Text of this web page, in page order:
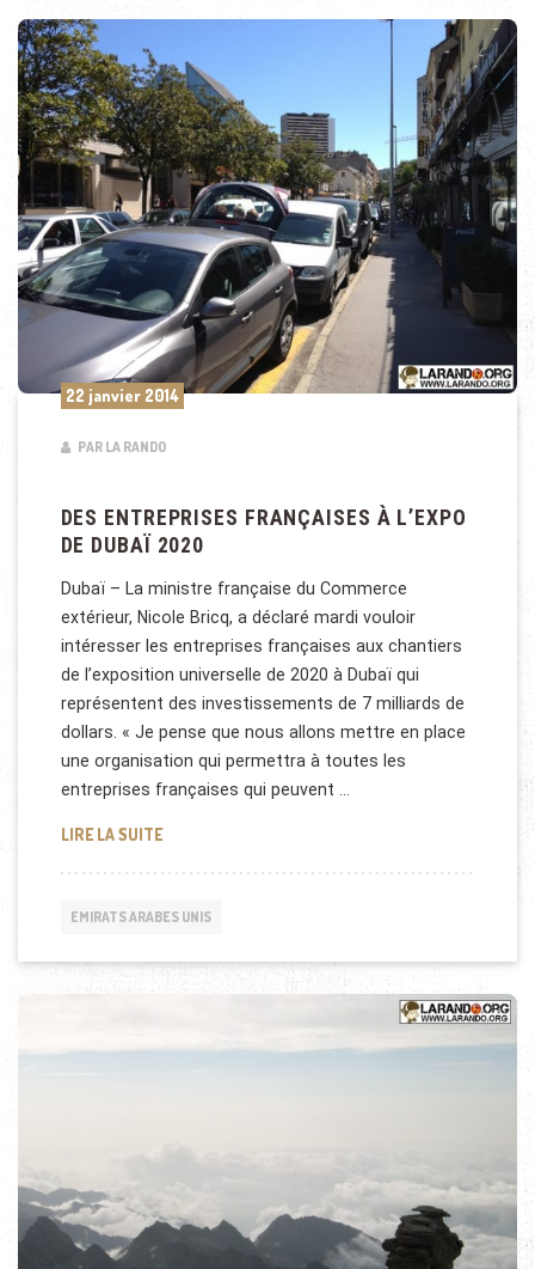
22 janvier 2014
PAR LA RANDO
DES ENTREPRISES FRANÇAISES À L’EXPO
DE DUBAÏ 2020
Dubaï – La ministre française du Commerce
extérieur, Nicole Bricq, a déclaré mardi vouloir
intéresser les entreprises françaises aux chantiers
de l’exposition universelle de 2020 à Dubaï qui
représentent des investissements de 7 milliards de
dollars. « Je pense que nous allons mettre en place
une organisation qui permettra à toutes les
entreprises françaises qui peuvent …
LIRE LA SUITEDES ENTREPRISES FRANÇAISES À L’EXPO DE
EMIRATS ARABES UNIS